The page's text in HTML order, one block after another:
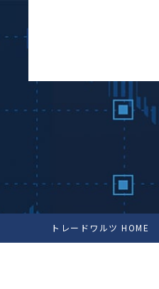
トレードワルツ HOME